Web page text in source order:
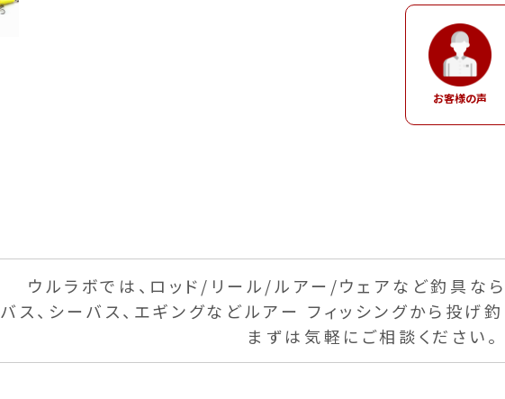
お客様の声
ウルラボでは、ロッド/リール/ルアー/ウェアなど釣具なら
バス、シーバス、エギングなどルアー フィッシングから投げ釣
まずは気軽にご相談ください。